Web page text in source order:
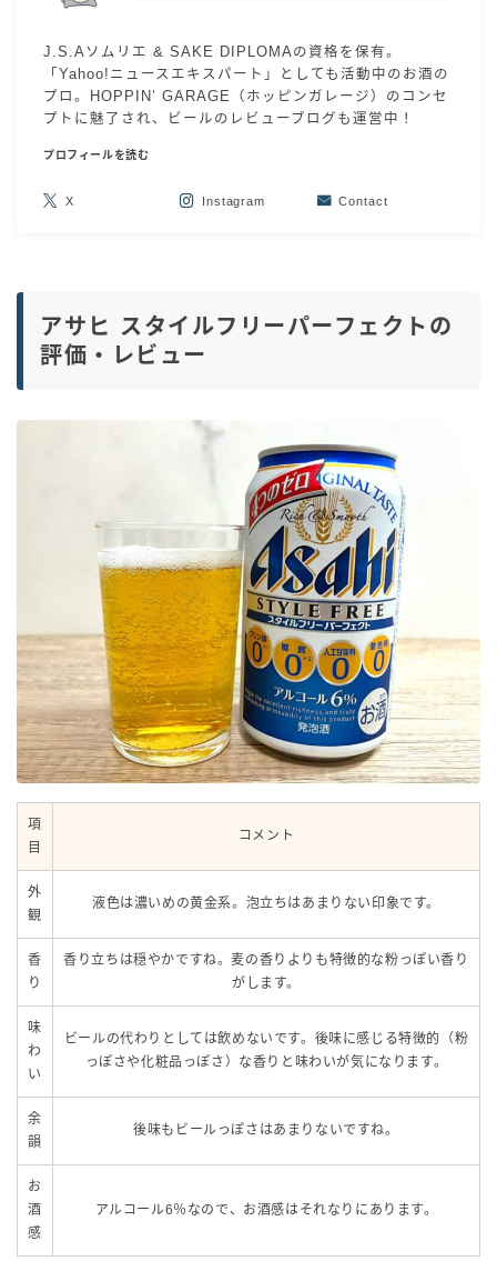
J.S.Aソムリエ & SAKE DIPLOMAの資格を保有。
「Yahoo!ニュースエキスパート」としても活動中のお酒の
プロ。HOPPIN’ GARAGE（ホッピンガレージ）のコンセ
プトに魅了され、ビールのレビューブログも運営中！
プロフィールを読む
X Instagram Contact
アサヒ スタイルフリーパーフェクトの
評価・レビュー
項
目
コメント
外
観
液色は濃いめの黄金系。泡立ちはあまりない印象です。
香
り
香り立ちは穏やかですね。麦の香りよりも特徴的な粉っぽい香り
がします。
味
わ
い
ビールの代わりとしては飲めないです。後味に感じる特徴的（粉
っぽさや化粧品っぽさ）な香りと味わいが気になります。
余
韻
後味もビールっぽさはあまりないですね。
お
酒
感
アルコール6％なので、お酒感はそれなりにあります。